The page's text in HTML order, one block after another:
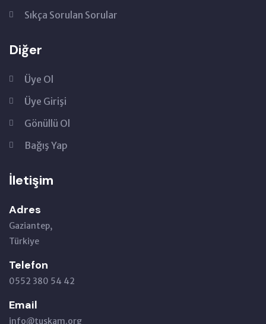
Sıkça Sorulan Sorular
Diğer
Üye Ol
Üye Girişi
Gönüllü Ol
Bağış Yap
İletişim
Adres
Gaziantep,
Türkiye
Telefon
0552 380 54 42
Email
info@tuskam.org